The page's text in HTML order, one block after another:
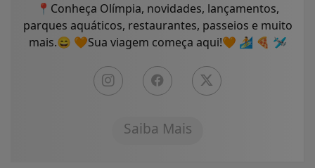
📍Conheça Olímpia, novidades, lançamentos,
parques aquáticos, restaurantes, passeios e muito
mais.😄 🧡Sua viagem começa aqui!🧡 🏄 🍕 🛩
Saiba Mais